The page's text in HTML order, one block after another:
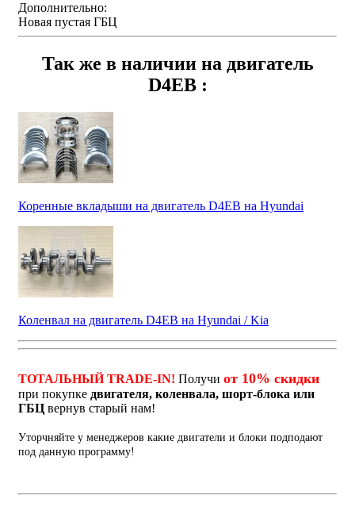
Дополнительно:
Новая пустая ГБЦ
Так же в наличии на двигатель
D4EB :
Коренные вкладыши на двигатель D4EB на Hyundai
Коленвал на двигатель D4EB на Hyundai / Kia
ТОТАЛЬНЫЙ TRADE-IN! Получи от 10% скидки
при покупке двигателя, коленвала, шорт-блока или
ГБЦ вернув старый нам!
Уторчняйте у менеджеров какие двигатели и блоки подподают
под данную программу!